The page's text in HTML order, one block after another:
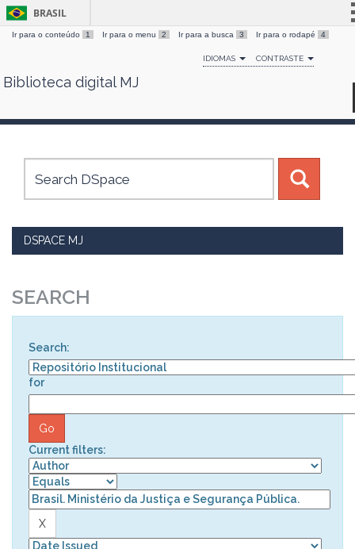
Skip
BRASIL
Simplifique!
Comunica BR
Canais
Ir para o conteúdo 1 Ir para o menu 2 Ir para a busca 3 Ir para o rodapé 4
IDIOMAS CONTRASTE
Biblioteca digital MJ
DSPACE MJ
SEARCH
Search:
for
Current filters: